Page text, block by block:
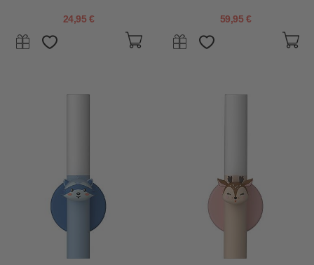
24,95 € 59,95 €